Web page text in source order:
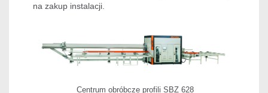
na zakup instalacji.
Centrum obróbcze profili SBZ 628